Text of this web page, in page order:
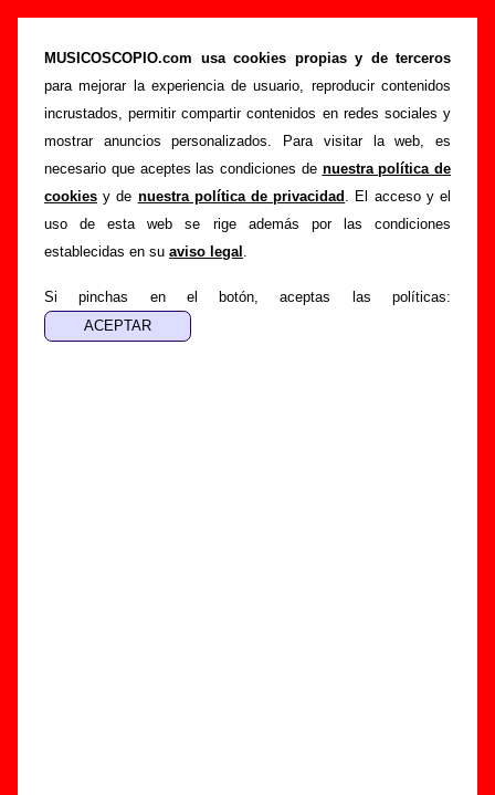
MUSICOSCOPIO.com usa cookies propias y de terceros
para mejorar la experiencia de usuario, reproducir contenidos
incrustados, permitir compartir contenidos en redes sociales y
mostrar anuncios personalizados. Para visitar la web, es
necesario que aceptes las condiciones de nuestra política de
cookies y de nuestra política de privacidad . El acceso y el
uso de esta web se rige además por las condiciones
establecidas en su aviso legal .
Si pinchas en el botón, aceptas las políticas:
“Las dos Coreas”, canción de Sidonie (Letra e
información)
Portada >Sidonie >Canciones >Las dos Coreas
Esta página pretende recopilar todo tipo de información
sobre lacanción "Las dos Coreas" interpretada por
Sidonie. Además de su letra, también aparecerá información
sobre el autor o los autores, sobre los discos en los que está
incluido este tema, sobre la grabación del mismo, sobre
tienes información adicional, puedes ayudar acompletar
esta información.